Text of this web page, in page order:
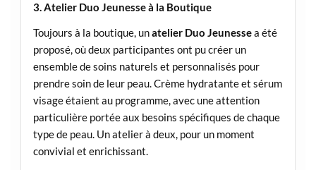
3. Atelier Duo Jeunesse à la Boutique
Toujours à la boutique, unatelier Duo Jeunessea été
proposé, où deux participantes ont pu créer un
ensemble de soins naturels et personnalisés pour
prendre soin de leur peau. Crème hydratante et sérum
visage étaient au programme, avec une attention
particulière portée aux besoins spécifiques de chaque
type de peau. Un atelier à deux, pour un moment
convivial et enrichissant.